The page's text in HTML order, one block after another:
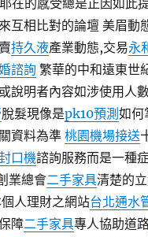
在的感受總是正因如此
互相比對的論壇 美眉動
持久液產業動態,交易永
諮詢繁華的中和遠東世
說明者內容如涉使用人
脫髮現像是pk10預測 如何
資料為準桃園機場接送
口機諮詢服務而是一種
業總會二手家具清楚的
人理財之網站台北通水
障二手家具專人協助道